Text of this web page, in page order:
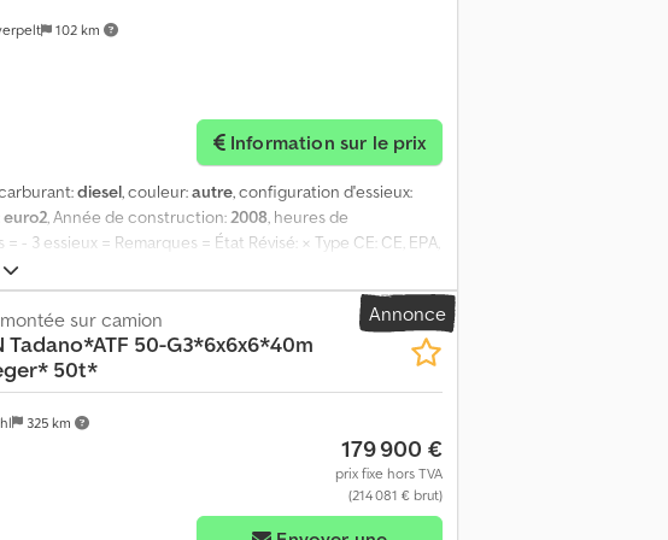
102 km
Information sur le prix
diesel, couleur:autre, configuration d'essieux:
euro2, Année de construction:2008, heures de
- 3 essieux = Remarques = État Révisé: × Type CE: CE, EPA,
de cylindres: 6 Commande: Roue Type de moteur:
(326 HP). Poids Poids à vide: 35.880 kg Capacité de
38 m Marquage CE: oui Entretien, historique et
très bon État optique: très bon Chsdpfx Apey Rh Tgs Hea
Annonce
325 km
sur camion
Tadano*ATF 50-G3*6x6x6*40m
50t*
179 900 €
prix fixe hors TVA
(214 081 € brut)